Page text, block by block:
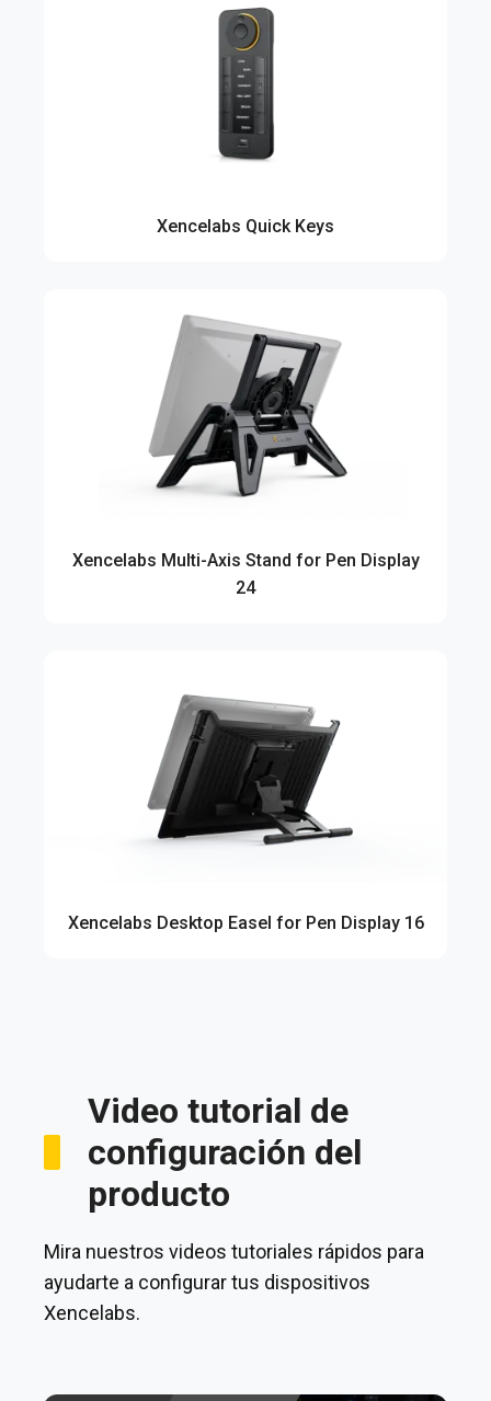
Xencelabs Quick Keys
Xencelabs Multi-Axis Stand for Pen Display
24
Xencelabs Desktop Easel for Pen Display 16
Video tutorial de
configuración del
producto
Mira nuestros videos tutoriales rápidos para
ayudarte a configurar tus dispositivos
Xencelabs.